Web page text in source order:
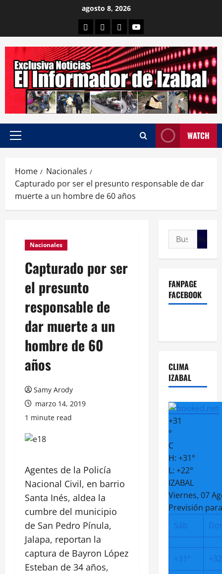
agosto 8, 2026
Departamental
Nacionales
Internacional
Canal
Primary
WATCH
Home
Nacionales
Capturado por ser el presunto responsable de dar
muerte a un hombre de 60 años
Nacionales
Capturado por ser
el presunto
responsable de
dar muerte a un
hombre de 60
años
Samy Arody
marzo 14, 2019
1 minute read
Agentes de la Policía
Nacional Civil, en barrio
Santa Inés, aldea la
cumbre del municipio
de San Pedro Pínula,
Jalapa, reportan la
captura de Bayron López
Esteban de 34 años,
Buscar:
FANPAGE
FACEBOOK
CLIMA
IZABAL
+31
°
C
H: +31°
L: +22°
IZABAL
Viernes, 07
Previsión
Sáb
+31° +